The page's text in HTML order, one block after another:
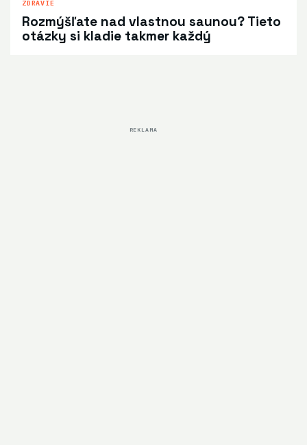
ZDRAVIE
Rozmýšľate nad vlastnou saunou? Tieto
otázky si kladie takmer každý
REKLAMA